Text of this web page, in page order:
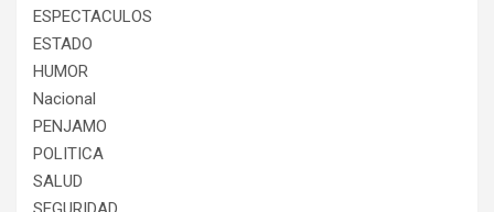
ESPECTACULOS
ESTADO
HUMOR
Nacional
PENJAMO
POLITICA
SALUD